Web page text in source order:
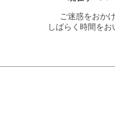
ご迷惑をおか
しばらく時間を